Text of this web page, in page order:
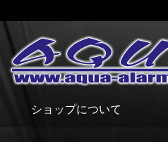
ショップについて